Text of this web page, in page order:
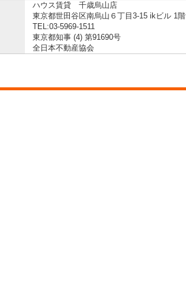
ハウス賃貸 千歳烏山店
東京都世田谷区南烏山６丁目3-15 ikビル 1階
TEL:03-5969-1511
東京都知事 (4) 第91690号
全日本不動産協会